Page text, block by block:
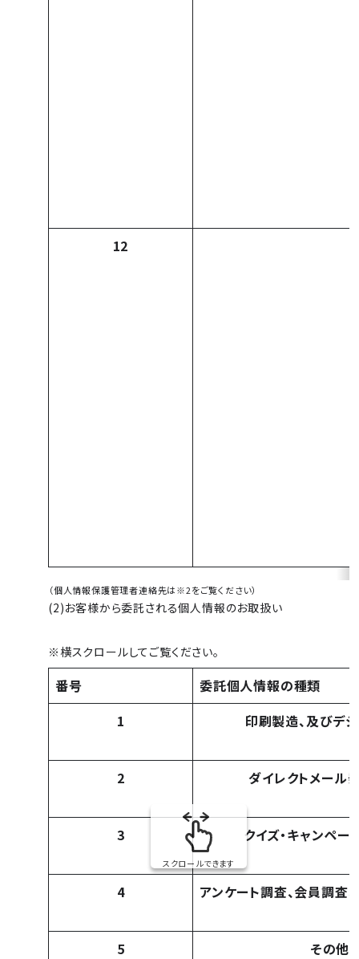
12
（個人情報保護管理者連絡先は※2をご覧ください）
(2)お客様から委託される個人情報のお取扱い
※横スクロールしてご覧ください。
番号
委託個人情報の種類
1
印刷製造、及びデ
2 ダイレクトメール
3 クイズ・キャンペ
4 アンケート調査、会員調査
5 その他
スクロールできます